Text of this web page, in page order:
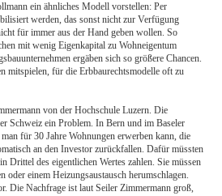
ein ähnliches Modell vorstellen: Per
werden, das sonst nicht zur Verfügung
für immer aus der Hand geben wollen. So
mit wenig Eigenkapital zu Wohneigentum
ergäben sich so größere Chancen.
mitspielen, für die Erbbaurechtsmodelle oft zu
von der Hochschule Luzern. Die
Schweiz ein Problem. In Bern und im Baseler
für 30 Jahre Wohnungen erwerben kann, die
an den Investor zurückfallen. Dafür müssten
Drittel des eigentlichen Wertes zahlen. Sie müssen
oder einem Heizungsaustausch herumschlagen.
Die Nachfrage ist laut Seiler Zimmermann groß,